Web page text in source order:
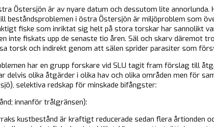
Östersjön är av nyare datum och dessutom lite
beståndsproblemen i östra Östersjön är miljöproblem som
fiske som inriktat sig helt på stora torskar har sannolikt
inte fiskats upp de senaste tio åren. Säl och skarv däremot
torsk och indirekt genom att sälen sprider parasiter som
har en grupp forskare vid SLU tagit fram förslag till
delvis olika åtgärder i olika hav och olika områden men för
selektiva redskap för minskade bifångster:
innanför trålgränsen):
kustbestånd är kraftigt reducerade sedan flera årtionden